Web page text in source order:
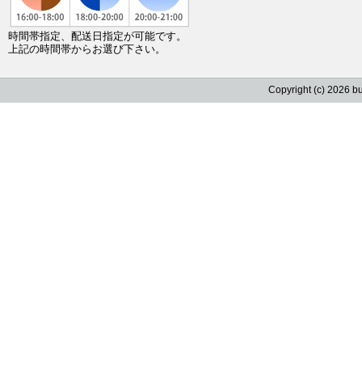
時間帯指定、配送日指定が可能です。
上記の時間帯からお選び下さい。
Copyright (c) 2026